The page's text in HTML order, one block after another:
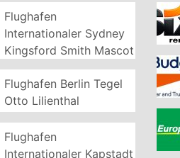
Flughafen
Internationaler Sydney
Kingsford Smith Mascot
Flughafen Berlin Tegel
Otto Lilienthal
Flughafen
Internationaler Kapstadt